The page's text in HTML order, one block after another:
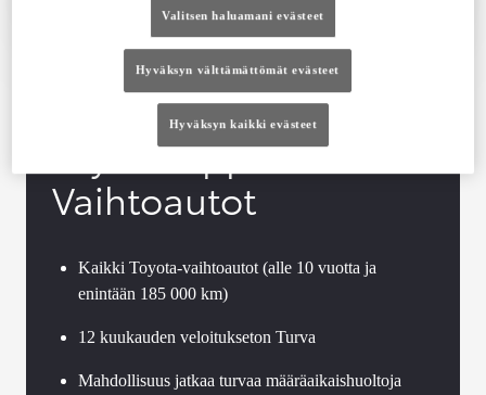
Vertaile
Toyota Approved
Vaihtoautot
Kaikki Toyota-vaihtoautot (alle 10 vuotta ja
enintään 185 000 km)
12 kuukauden veloitukseton Turva
Mahdollisuus jatkaa turvaa määräaikaishuoltoja
Valitsen haluamani evästeet
Hyväksyn välttämättömät evästeet
Hyväksyn kaikki evästeet